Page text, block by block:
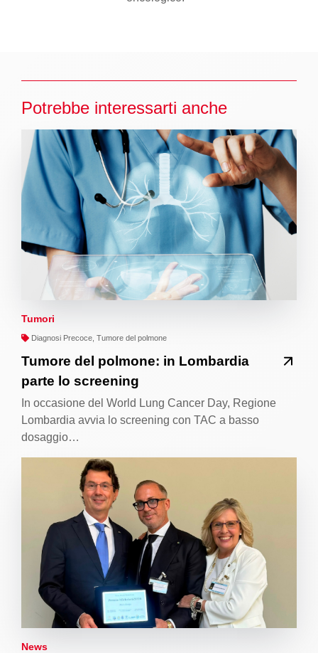
Potrebbe interessarti anche
Tumori
Diagnosi Precoce, Tumore del polmone
Tumore del polmone: in Lombardia
parte lo screening
In occasione del World Lung Cancer Day, Regione
Lombardia avvia lo screening con TAC a basso
dosaggio…
News